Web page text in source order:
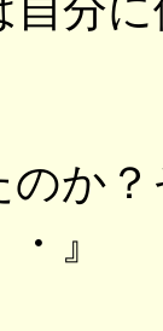
自分
のか
』